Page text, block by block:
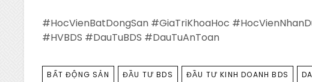
#HocVienBatDongSan #GiaTriKhoaHoc
#HVBDS #DauTuBDS #DauTuAnToan
TAGS
BẤT ĐỘNG SẢN ĐẦU TƯ BDS ĐẦU TƯ KINH DOANH BDS